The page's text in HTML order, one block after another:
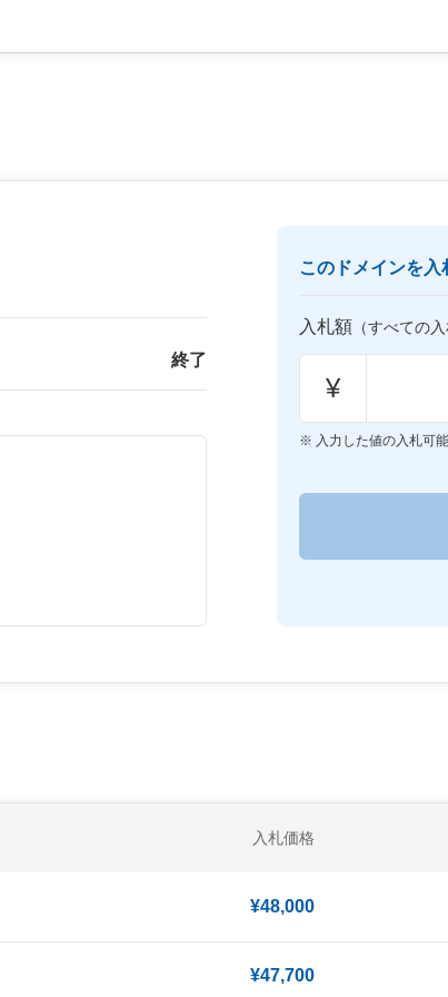
終了
このドメインを入
入札額 （すべての
¥
入力した値の入札可
入札価格
¥48,000
¥47,700